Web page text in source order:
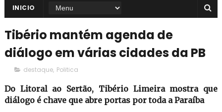
INICIO
Tibério mantém agenda de
diálogo em várias cidades da PB
destaque, Politica
Do Litoral ao Sertão, Tibério Limeira mostra que
diálogo é chave que abre portas por toda a Paraíba